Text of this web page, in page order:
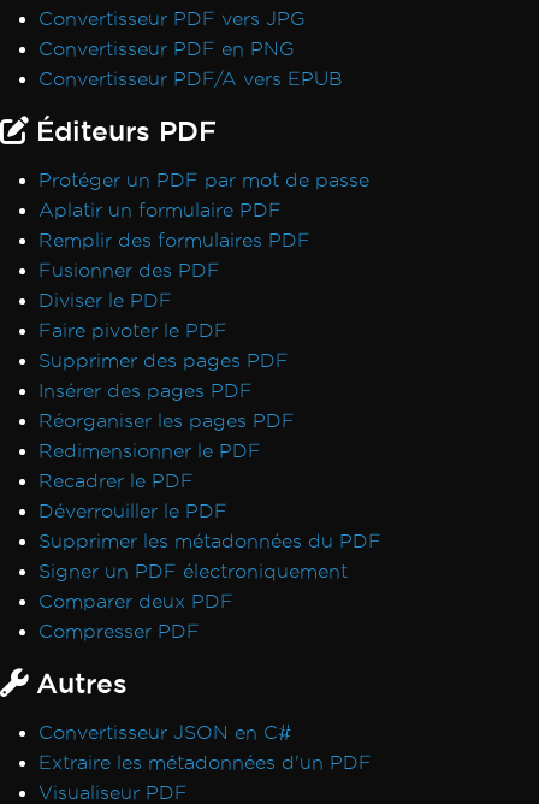
Convertisseur PDF vers JPG
Convertisseur PDF en PNG
Convertisseur PDF/A vers EPUB
Éditeurs PDF
Protéger un PDF par mot de passe
Aplatir un formulaire PDF
Remplir des formulaires PDF
Fusionner des PDF
Diviser le PDF
Faire pivoter le PDF
Supprimer des pages PDF
Insérer des pages PDF
Réorganiser les pages PDF
Redimensionner le PDF
Recadrer le PDF
Déverrouiller le PDF
Supprimer les métadonnées du PDF
Signer un PDF électroniquement
Comparer deux PDF
Compresser PDF
Autres
Convertisseur JSON en C#
Extraire les métadonnées d'un PDF
Visualiseur PDF